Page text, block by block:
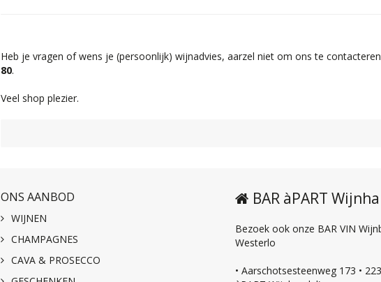
Heb je vragen of wens je (persoonlijk) wijnadvies, aarzel niet om ons te
80.
Veel shop plezier.
ONS AANBOD
WIJNEN
CHAMPAGNES
CAVA & PROSECCO
BAR àPART
Bezoek ook onze BAR VIN
Westerlo
• Aarschotsesteenweg 173 •